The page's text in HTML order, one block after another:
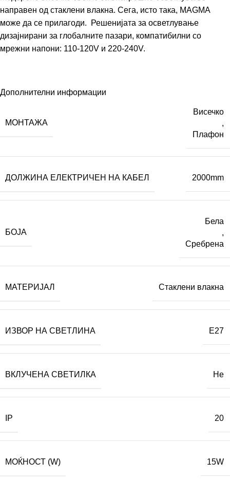
направен од стаклени влакна. Сега, исто така, MAGMA
може да се прилагоди. Решенијата за осветлување
дизајнирани за глобалните пазари, компатибилни со
мрежни напони: 110-120V и 220-240V.
Дополнителни информации
МОНТАЖА
Висечко
,
Плафон
ДОЛЖИНА ЕЛЕКТРИЧЕН НА КАБЕЛ 2000mm
БОЈА
Бела
,
Сребрена
МАТЕРИЈАЛ Стаклени влакна
ИЗВОР НА СВЕТЛИНА E27
ВКЛУЧЕНА СВЕТИЛКА Не
IP 20
МОЌНОСТ (W) 15W